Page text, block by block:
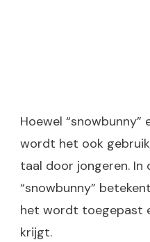
Hoewel “snowbunny”
wordt het ook
taal door jongeren.
“snowbunny”
het wordt toegepast
krijgt.